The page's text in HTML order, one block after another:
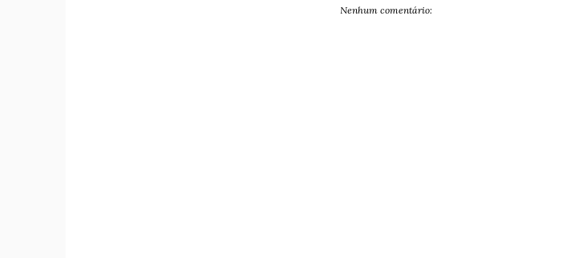
Nenhum comentário: